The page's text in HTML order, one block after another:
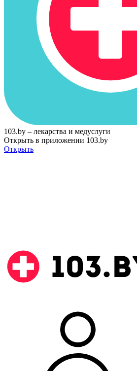
103.by – лекарства и медуслуги
Открыть в приложении 103.by
Открыть